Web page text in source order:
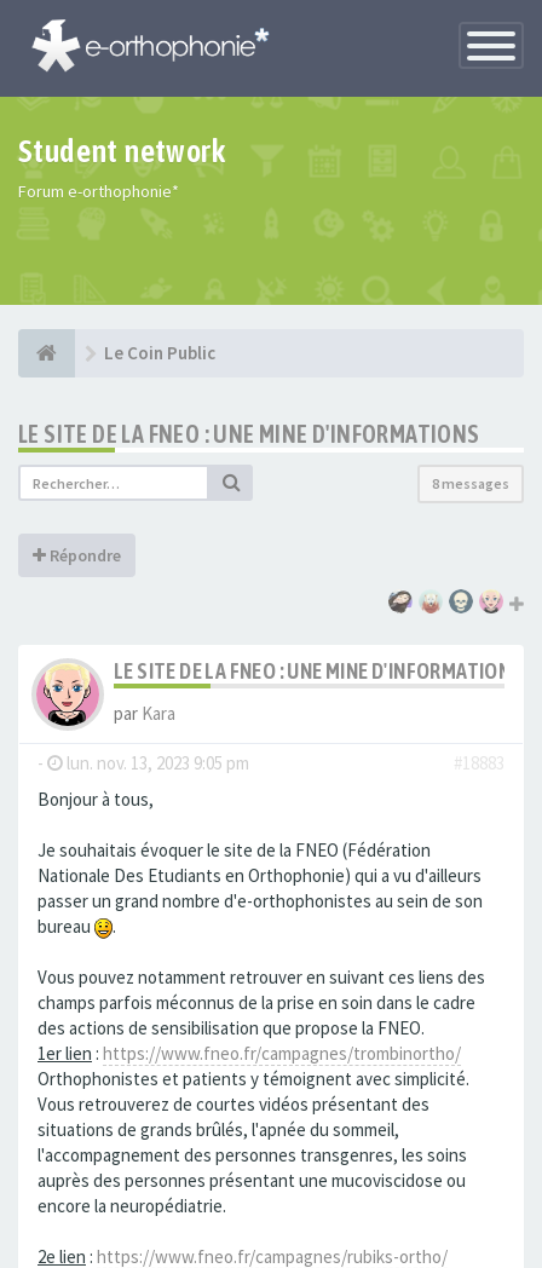
Toggle
Student network
Forum e-orthophonie*
Le Coin Public
LE SITE DE LA FNEO : UNE MINE D'INFORMATIONS
8 messages
Répondre
LE SITE DE LA FNEO : UNE MINE D'INFORMATIONS
par Kara
- lun. nov. 13, 2023 9:05 pm
#18883
Bonjour à tous,
Je souhaitais évoquer le site de la FNEO (Fédération
Nationale Des Etudiants en Orthophonie) qui a vu d'ailleurs
passer un grand nombre d'e-orthophonistes au sein de son
bureau
.
Vous pouvez notamment retrouver en suivant ces liens des
champs parfois méconnus de la prise en soin dans le cadre
des actions de sensibilisation que propose la FNEO.
1er lien : https://www.fneo.fr/campagnes/trombinortho/
Orthophonistes et patients y témoignent avec simplicité.
Vous retrouverez de courtes vidéos présentant des
situations de grands brûlés, l'apnée du sommeil,
l'accompagnement des personnes transgenres, les soins
auprès des personnes présentant une mucoviscidose ou
encore la neuropédiatrie.
2e lien : https://www.fneo.fr/campagnes/rubiks-ortho/